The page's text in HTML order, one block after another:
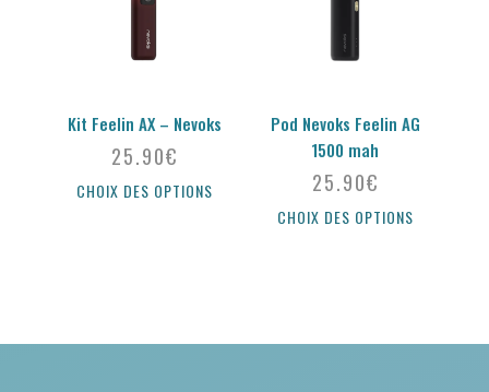
Kit Feelin AX – Nevoks
25.90€
CHOIX DES OPTIONS
Pod Nevoks Feelin AG
1500 mah
25.90€
CHOIX DES OPTIONS